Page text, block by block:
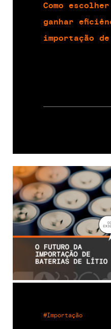
Como
ganhar
importação
#Importação